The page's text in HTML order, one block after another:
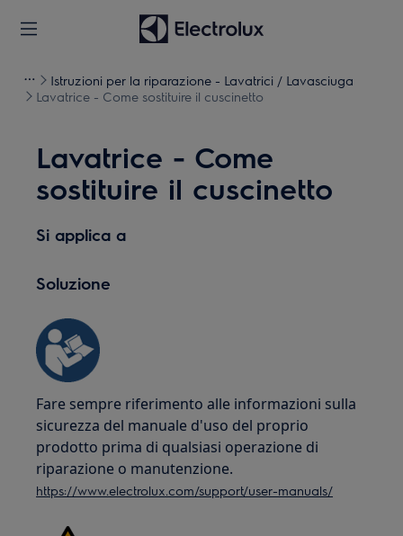
Istruzioni per la riparazione - Lavatrici / Lavasciuga
Lavatrice - Come sostituire il cuscinetto
Lavatrice - Come
sostituire il cuscinetto
Si applica a
Soluzione
Fare sempre riferimento alle informazioni sulla
sicurezza del manuale d'uso del proprio
prodotto prima di qualsiasi operazione di
riparazione o manutenzione.
https://www.electrolux.com/support/user-manuals/